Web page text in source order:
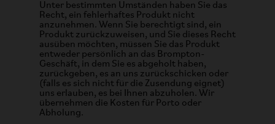
Unter bestimmten Umständen haben Sie das
Recht, ein fehlerhaftes Produkt nicht
anzunehmen. Wenn Sie berechtigt sind, ein
Produkt zurückzuweisen, und Sie dieses Recht
ausüben möchten, müssen Sie das Produkt
entweder persönlich an das Brompton-
Geschäft, in dem Sie es abgeholt haben,
zurückgeben, es an uns zurückschicken oder
(falls es sich nicht für die Zusendung eignet)
uns erlauben, es bei Ihnen abzuholen. Wir
übernehmen die Kosten für Porto oder
Abholung.